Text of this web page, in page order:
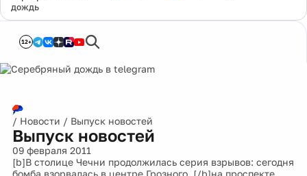
дождь
12+
/ Новости / Выпуск новостей
Выпуск новостей
09 февраля 2011
[b]В столице Чечни продолжилась серия взрывов: сегодня